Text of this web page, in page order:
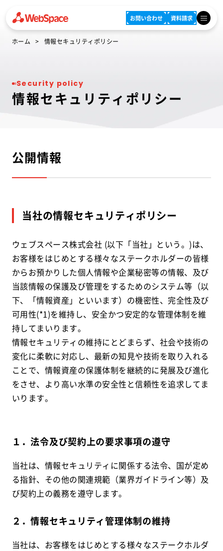
お問い合わせ 資料請求
ホーム 情報セキュリティポリシー
Security policy
情報セキュリティポリシー
公開情報
当社の情報セキュリティポリシー
ウェブスペース株式会社 (以下「当社」という。)は、
お客様をはじめとする様々なステークホルダーの皆様
からお預かりした個人情報や企業秘密等の情報、及び
当該情報の保護及び管理をするためのシステム等（以
下、「情報資産」といいます）の機密性、完全性及び
可用性(*1)を維持し、安全かつ安定的な管理体制を維
持してまいります。
情報セキュリティの維持にとどまらず、社会や技術の
変化に柔軟に対応し、最新の知見や技術を取り入れる
ことで、情報資産の保護体制を継続的に発展及び進化
をさせ、より高い水準の安全性と信頼性を追求してま
いります。
１．法令及び契約上の要求事項の遵守
当社は、情報セキュリティに関係する法令、国が定め
る指針、その他の関連規範（業界ガイドライン等）及
び契約上の義務を遵守します。
２．情報セキュリティ管理体制の維持
当社は、お客様をはじめとする様々なステークホルダ